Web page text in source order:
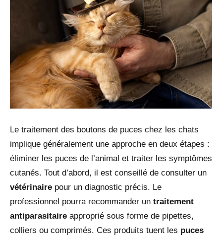
Le traitement des boutons de puces chez les chats
implique généralement une approche en deux étapes :
éliminer les puces de l’animal et traiter les symptômes
cutanés. Tout d’abord, il est conseillé de consulter un
vétérinaire pour un diagnostic précis. Le
professionnel pourra recommander un traitement
antiparasitaire approprié sous forme de pipettes,
colliers ou comprimés. Ces produits tuent les puces